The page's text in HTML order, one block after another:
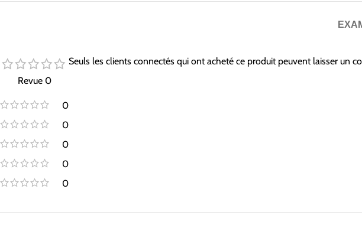
Revue 0
0
0
0
0
0
Seuls les clients connectés qui ont acheté ce produit peuvent laisser un